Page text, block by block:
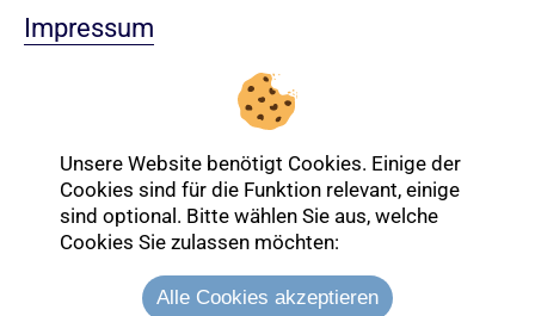
Impressum
Nach oben
Login-Bereich
Unsere Website benötigt Cookies. Einige der
Cookies sind für die Funktion relevant, einige
sind optional. Bitte wählen Sie aus, welche
Cookies Sie zulassen möchten:
Alle Cookies akzeptieren